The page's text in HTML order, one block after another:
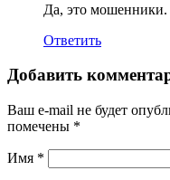
Да, это мошенники.
Ответить
Добавить
Ваш e-mail не будет
помечены *
Имя *